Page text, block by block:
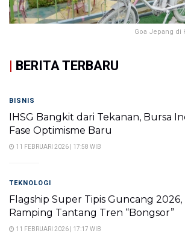
Goa Jepang di
| BERITA TERBARU
BISNIS
IHSG Bangkit dari Tekanan, Bursa
Fase Optimisme Baru
11 FEBRUARI 2026 | 17:58 WIB
TEKNOLOGI
Flagship Super Tipis Guncang 2026,
Ramping Tantang Tren “Bongsor”
11 FEBRUARI 2026 | 17:17 WIB